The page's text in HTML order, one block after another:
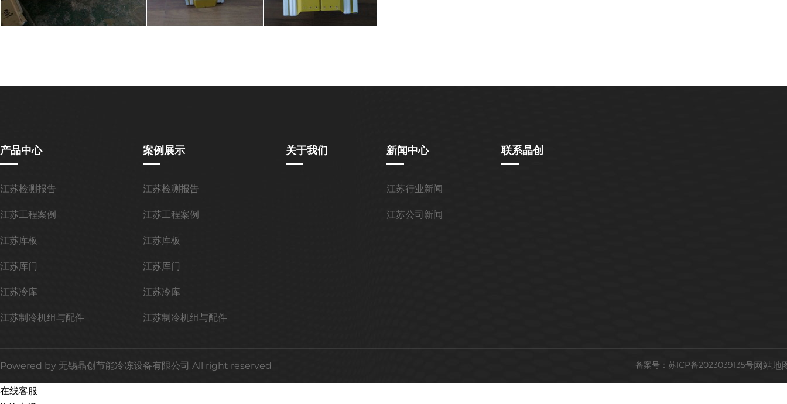
产品中心
江苏检测报告
江苏工程案例
江苏库板
江苏库门
江苏冷库
江苏制冷机组与配件
案例展示
江苏检测报告
江苏工程案例
江苏库板
江苏库门
江苏冷库
江苏制冷机组与配件
关于我们 新闻中心
江苏行业新闻
江苏公司新闻
联系晶创
Powered by 无锡晶创节能冷冻设备有限公司 All right reserved 备案号： 苏ICP备2023039135号网站地
在线客服